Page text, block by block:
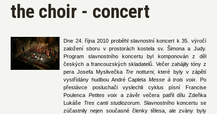
the choir - concert
Dne 24. října 2010 proběhl slavnostní koncert k 35. výročí
založení sboru v prostorách kostela sv. Šimona a Judy.
Program slavnostního koncertu byl komponován z děl
českých a francouzských skladatelů. Večer zahájily tóny z
pera Josefa Myslivečka Tre notturni, které byly v zápětí
vystřídány hudbou André Capleta Messe à trois voix. Po
přestávce posluchači vyslechli cyklus písní Francise
Poulenca Petites voix a závěr večera patřil dílu Zdeňka
Lukáše Tres canti studiozorum . Slavnostního koncertu se
zúčastnily nejen současné členky tělesa, ale zvány byly